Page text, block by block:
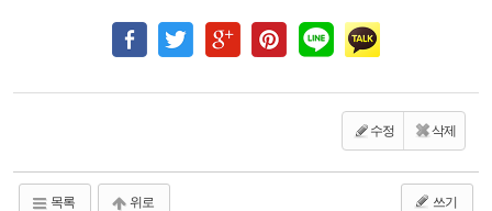
수정 삭제
목록 위로 쓰기